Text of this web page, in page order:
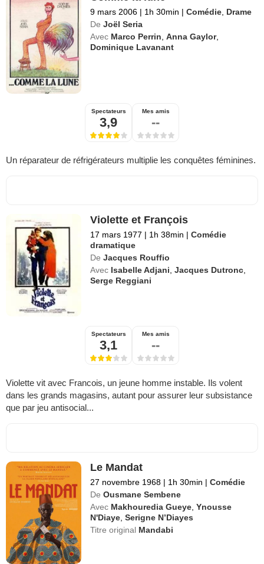
9 mars 2006 | 1h 30min | Comédie, Drame
De Joël Seria
Avec Marco Perrin,Anna Gaylor,
Dominique Lavanant
Spectateurs
3,9
Mes amis
--
Un réparateur de réfrigérateurs multiplie les conquêtes féminines.
Violette et François
17 mars 1977 | 1h 38min | Comédie
dramatique
De Jacques Rouffio
Avec Isabelle Adjani,Jacques Dutronc,
Serge Reggiani
Spectateurs
3,1
Mes amis
--
Violette vit avec Francois, un jeune homme instable. Ils volent
dans les grands magasins, autant pour assurer leur subsistance
que par jeu antisocial...
Le Mandat
27 novembre 1968 | 1h 30min | Comédie
De Ousmane Sembene
Avec Makhouredia Gueye,Ynousse
N'Diaye,Serigne N’Diayes
Titre original Mandabi